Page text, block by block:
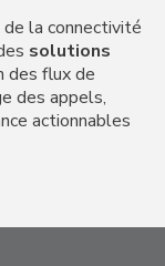
de la connectivité
solutions
des flux de
des appels,
actionnables